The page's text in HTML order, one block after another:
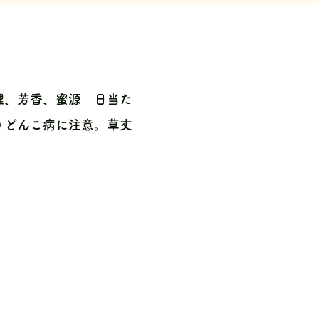
、芳香、蜜源 日当た
どんこ病に注意。草丈